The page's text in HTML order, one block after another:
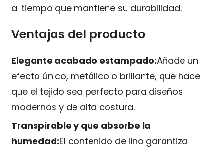
al tiempo que mantiene su durabilidad.
Ventajas del producto
Elegante acabado estampado:Añade un
efecto único, metálico o brillante, que hace
que el tejido sea perfecto para diseños
modernos y de alta costura.
Transpirable y que absorbe la
humedad:El contenido de lino garantiza